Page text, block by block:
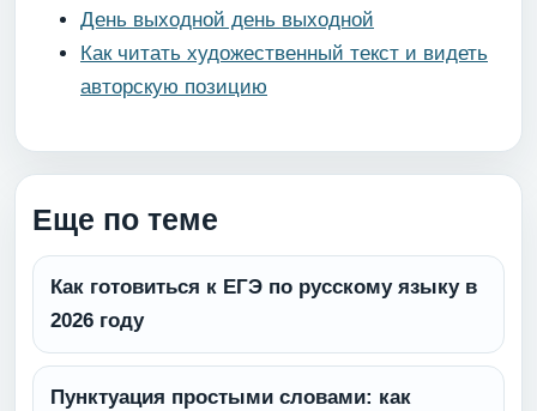
День выходной день выходной
Как читать художественный текст и видеть
авторскую позицию
Еще по теме
Как готовиться к ЕГЭ по русскому языку в
2026 году
Пунктуация простыми словами: как